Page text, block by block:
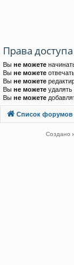
Права доступа
Вы не можете
Вы не можете
Вы не можете
Вы не можете
Вы не можете
Список форумов
Связаться с
Создано